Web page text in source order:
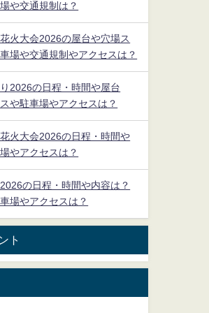
や交通規制は？
火大会2026の屋台や穴場ス
場や交通規制やアクセスは？
2026の日程・時間や屋台
や駐車場やアクセスは？
火大会2026の日程・時間や
やアクセスは？
の日程・時間や内容は？
場やアクセスは？
ト